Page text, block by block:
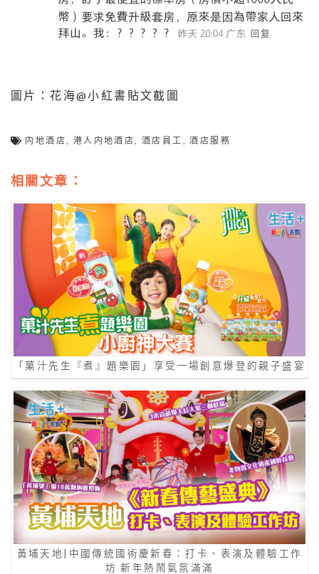
圖片：花海@小紅書貼文截圖
内地酒店, 港人内地酒店,酒店員工 ,酒店服務
相關文章：
「菓汁先生『煮』題樂園」享受一場創意爆登的親子盛宴
黃埔天地|中國傳統國術慶新春：打卡、表演及體驗工作
坊 新年熱鬧氣氛滿滿